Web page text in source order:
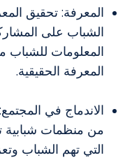
المعرفة: تحقيق
الشباب على
المعلومات للشباب
المعرفة الحقيقية.
الاندماج في
من منظمات شبابية
التي تهم الشباب